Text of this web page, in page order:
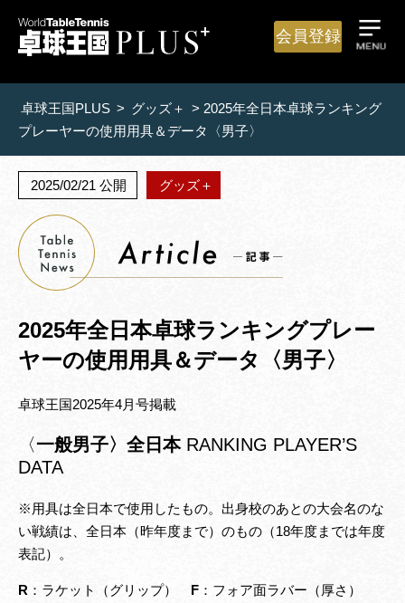
会員登録
卓球王国PLUS > グッズ＋ > 2025年全日本卓球ランキング
プレーヤーの使用用具＆データ〈男子〉
2025/02/21 公開 グッズ＋
2025年全日本卓球ランキングプレー
ヤーの使用用具＆データ〈男子〉
卓球王国2025年4月号掲載
〈一般男子〉全日本RANKING PLAYER’S
DATA
※用具は全日本で使用したもの。出身校のあとの大会名のな
い戦績は、全日本（昨年度まで）のもの（18年度までは年度
表記）。
R ：ラケット（グリップ） F ：フォア面ラバー（厚さ）